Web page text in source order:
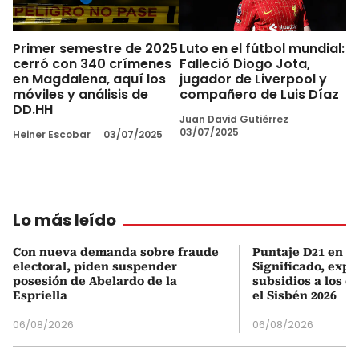
Primer semestre de 2025
cerró con 340 crímenes
en Magdalena, aquí los
móviles y análisis de
DD.HH
Heiner Escobar 03/07/2025
Luto en el fútbol mundial:
Falleció Diogo Jota,
jugador de Liverpool y
compañero de Luis Díaz
Juan David Gutiérrez
03/07/2025
Lo más leído
Con nueva demanda sobre fraude
electoral, piden suspender
posesión de Abelardo de la
Espriella
06/08/2026
Puntaje D21 en
Significado,
subsidios a los
el Sisbén 2026
06/08/2026